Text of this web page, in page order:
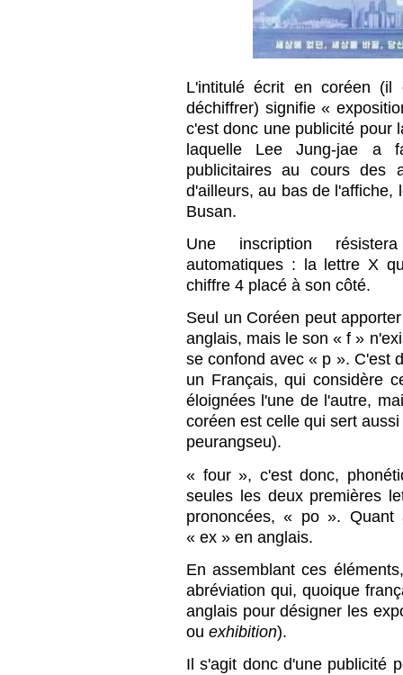
L'intitulé écrit en coréen
déchiffrer) signifie «
c'est donc une publicité pour
laquelle Lee Jung-jae a
publicitaires au cours des
d'ailleurs, au bas de l'affiche,
Busan.
Une inscription
automatiques : la lettre X
chiffre 4 placé à son côté.
Seul un Coréen peut
anglais, mais le son « f »
se confond avec « p ». C'est
un Français, qui considère
éloignées l'une de l'autre,
coréen est celle qui sert
peurangseu).
« four », c'est donc,
seules les deux premières
prononcées, « po ».
« ex » en anglais.
En assemblant ces
abréviation qui, quoique
anglais pour désigner les
ou exhibition).
Il s'agit donc d'une publicité